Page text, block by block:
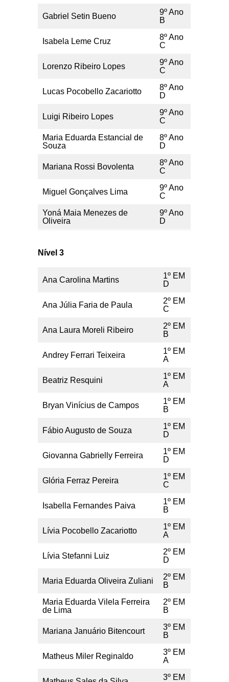
Gabriel Setin Bueno
9º Ano
B
Isabela Leme Cruz
8º Ano
C
Lorenzo Ribeiro Lopes
9º Ano
C
Lucas Pocobello Zacariotto
8º Ano
D
Luigi Ribeiro Lopes
9º Ano
C
Maria Eduarda Estancial de
Souza
8º Ano
D
Mariana Rossi Bovolenta
8º Ano
C
Miguel Gonçalves Lima
9º Ano
C
Yoná Maia Menezes de
Oliveira
9º Ano
D
Nível 3
Ana Carolina Martins
1º EM
D
Ana Júlia Faria de Paula
2º EM
C
Ana Laura Moreli Ribeiro
2º EM
B
Andrey Ferrari Teixeira
1º EM
A
Beatriz Resquini
1º EM
A
Bryan Vinícius de Campos
1º EM
B
Fábio Augusto de Souza
1º EM
D
Giovanna Gabrielly Ferreira
1º EM
D
Glória Ferraz Pereira
1º EM
C
Isabella Fernandes Paiva
1º EM
B
Lívia Pocobello Zacariotto
1º EM
A
Lívia Stefanni Luiz
2º EM
D
Maria Eduarda Oliveira Zuliani
2º EM
B
Maria Eduarda Vilela Ferreira
de Lima
2º EM
B
Mariana Januário Bitencourt
3º EM
B
Matheus Miler Reginaldo
3º EM
A
3º EM